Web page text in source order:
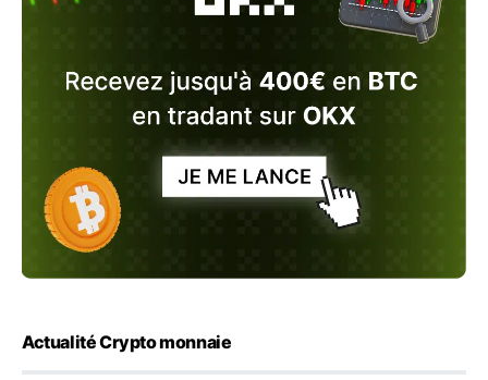
Actualité Crypto monnaie